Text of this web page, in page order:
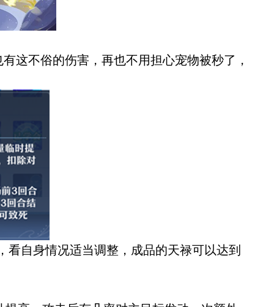
这不俗的伤害，再也不用担心宠物被秒了，
自身情况适当调整，成品的天禄可以达到